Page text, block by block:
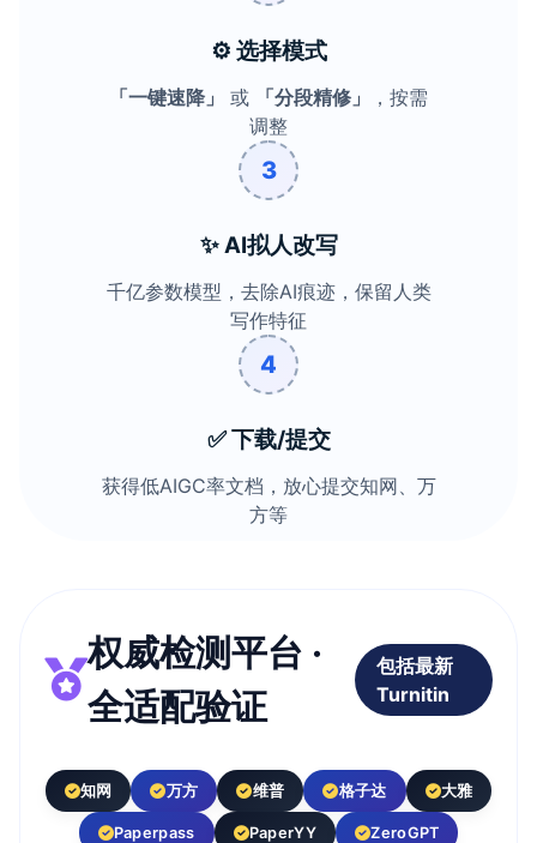
⚙️ 选择模式
「一键速降」 或 「分段精修」
，按需
调整
3
✨ AI拟人改写
千亿参数模型，去除AI痕迹，保留人类
写作特征
4
✅ 下载/提交
获得低AIGC率文档，放心提交知网、万
方等
权威检测平台 ·
全适配验证
包括最新
Turnitin
知网 万方 维普 格子达 大雅
Paperpass PaperYY ZeroGPT